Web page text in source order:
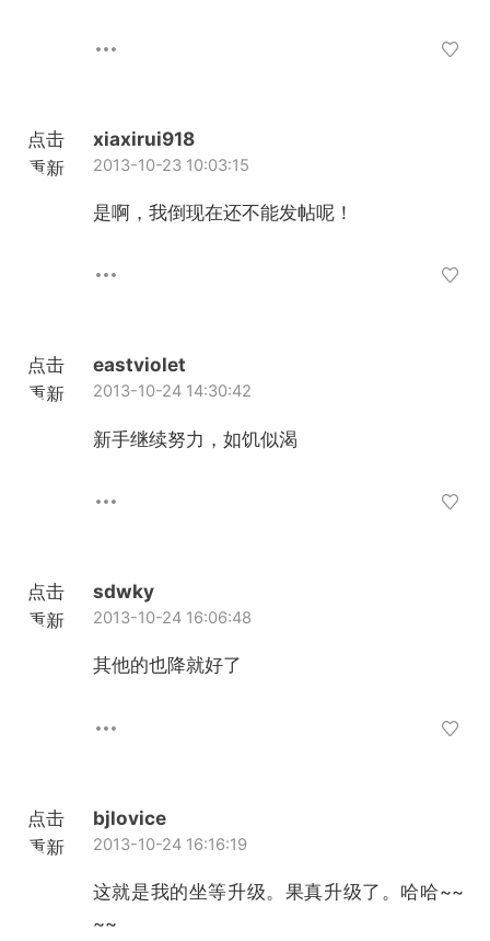
点击
重新
xiaxirui918
2013-10-23 10:03:15
是啊，我倒现在还不能发帖呢！
点击
重新
eastviolet
2013-10-24 14:30:42
新手继续努力，如饥似渴
点击
重新
sdwky
2013-10-24 16:06:48
其他的也降就好了
点击
重新
bjlovice
2013-10-24 16:16:19
这就是我的坐等升级。果真升级了。哈哈~~
~~